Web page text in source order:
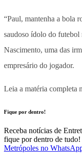
“Paul, mantenha a bola
saudoso ídolo do
Nascimento, uma das
empresário do jogador.
Leia a matéria completa
Fique por dentro!
Receba notícias de
fique por dentro de tudo!
Metrópoles no